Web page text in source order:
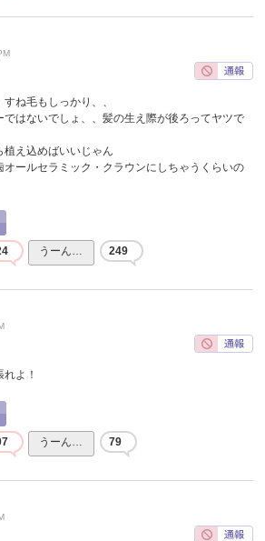
ね毛もしっかり、、
ではないでしょ、、髪の生え際が後ろってヤツで
植え込めばいいじゃん
オールセラミック・クラウンにしちゃうくらいの
うーん… 249
よ！
うーん… 79